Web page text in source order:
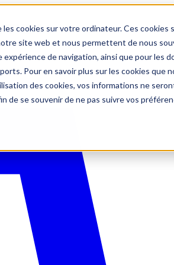
cookies sur votre ordinateur. Ces
site web et nous permettent de nous
de navigation, ainsi que pour les
Pour en savoir plus sur les cookies
des cookies, vos informations ne
de se souvenir de ne pas suivre vos